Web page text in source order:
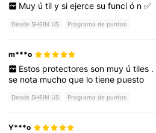
Muy ú til y si ejerce su funci ó n ✅
Desde SHEIN US Programa de puntos
m***o
Estos protectores son muy ú tiles .
se nota muchoque lotiene puesto
Desde SHEIN US Programa de puntos
Y***o